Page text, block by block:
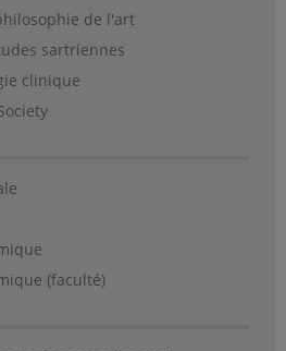
de l'art
sartriennes
clinique
(faculté)